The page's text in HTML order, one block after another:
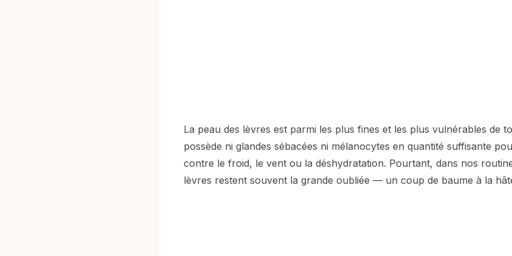
La peau des lèvres est parmi les plus fines et les plus vulnérables de
possède ni glandes sébacées ni mélanocytes en quantité suffisante
contre le froid, le vent ou la déshydratation. Pourtant, dans nos
lèvres restent souvent la grande oubliée — un coup de baume à la